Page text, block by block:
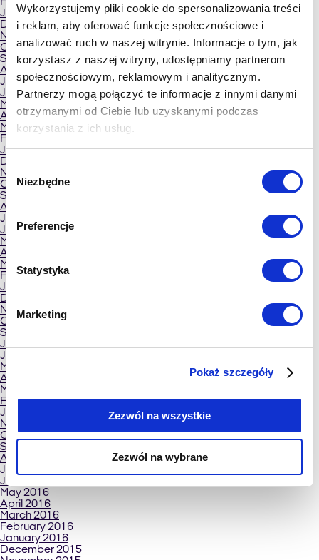
Wykorzystujemy pliki cookie do spersonalizowania treści
i reklam, aby oferować funkcje społecznościowe i
analizować ruch w naszej witrynie. Informacje o tym, jak
korzystasz z naszej witryny, udostępniamy partnerom
społecznościowym, reklamowym i analitycznym.
Partnerzy mogą połączyć te informacje z innymi danymi
otrzymanymi od Ciebie lub uzyskanymi podczas
korzystania z ich usług.
Wybór
zgody
Niezbędne
Preferencje
Statystyka
Marketing
Pokaż szczegóły
Zezwól na wszystkie
Zezwól na wybrane
January 2020
December 2019
November 2019
October 2019
September 2019
August 2019
July 2019
June 2019
May 2019
April 2019
March 2019
February 2019
January 2019
December 2018
November 2018
October 2018
September 2018
August 2018
July 2018
June 2018
May 2018
April 2018
March 2018
February 2018
January 2018
December 2017
November 2017
October 2017
September 2017
July 2017
June 2017
May 2017
April 2017
March 2017
February 2017
January 2017
November 2016
October 2016
September 2016
August 2016
July 2016
June 2016
May 2016
April 2016
March 2016
February 2016
January 2016
December 2015